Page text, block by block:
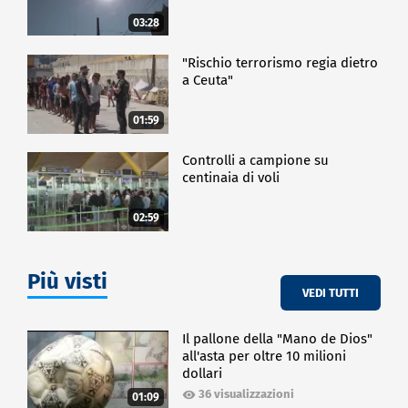
03:28
01:59
"Rischio terrorismo regia dietro
a Ceuta"
02:59
Controlli a campione su
centinaia di voli
Più visti VEDI TUTTI
01:09
Il pallone della "Mano de Dios"
all'asta per oltre 10 milioni
dollari
36 visualizzazioni